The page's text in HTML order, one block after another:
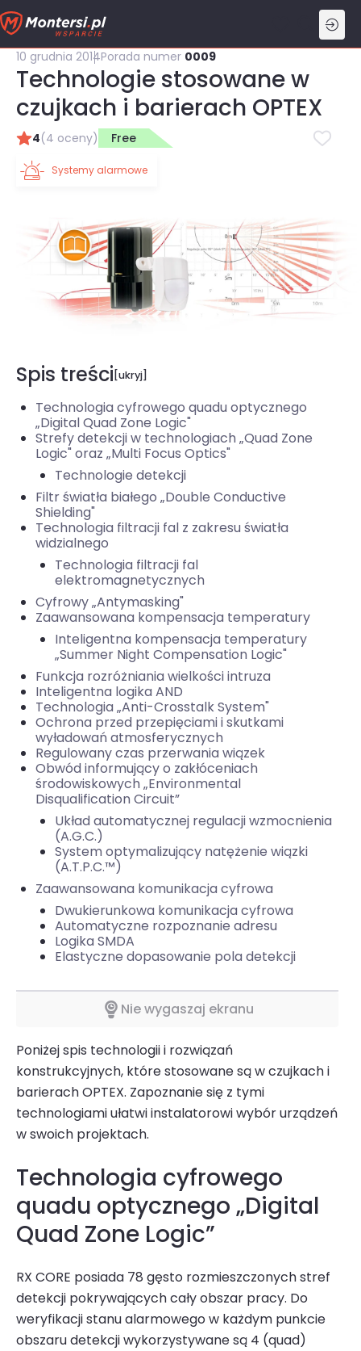
Przejdź
do
treści
10 grudnia 2014Porada numer 0009
Technologie stosowane w
czujkach i barierach OPTEX
4(4 oceny) Free
Systemy alarmowe
Spis treści
Technologia cyfrowego quadu optycznego
„Digital Quad Zone Logic"
Strefy detekcji w technologiach „Quad Zone
Logic" oraz „Multi Focus Optics"
Technologie detekcji
Filtr światła białego „Double Conductive
Shielding"
Technologia filtracji fal z zakresu światła
widzialnego
Technologia filtracji fal
elektromagnetycznych
Cyfrowy „Antymasking"
Zaawansowana kompensacja temperatury
Inteligentna kompensacja temperatury
„Summer Night Compensation Logic"
Funkcja rozróżniania wielkości intruza
Inteligentna logika AND
Technologia „Anti-Crosstalk System"
Ochrona przed przepięciami i skutkami
wyładowań atmosferycznych
Regulowany czas przerwania wiązek
Obwód informujący o zakłóceniach
środowiskowych „Environmental
Disqualification Circuit”
Układ automatycznej regulacji wzmocnienia
(A.G.C.)
System optymalizujący natężenie wiązki
(A.T.P.C.™)
Zaawansowana komunikacja cyfrowa
Dwukierunkowa komunikacja cyfrowa
Automatyczne rozpoznanie adresu
Logika SMDA
Elastyczne dopasowanie pola detekcji
Nie wygaszaj ekranu
Poniżej spis technologii i rozwiązań
konstrukcyjnych, które stosowane są w czujkach i
barierach OPTEX. Zapoznanie się z tymi
technologiami ułatwi instalatorowi wybór urządzeń
w swoich projektach.
Technologia cyfrowego
quadu optycznego „Digital
Quad Zone Logic”
RX CORE posiada 78 gęsto rozmieszczonych stref
detekcji pokrywających cały obszar pracy. Do
weryfikacji stanu alarmowego w każdym punkcie
obszaru detekcji wykorzystywane są 4 (quad)